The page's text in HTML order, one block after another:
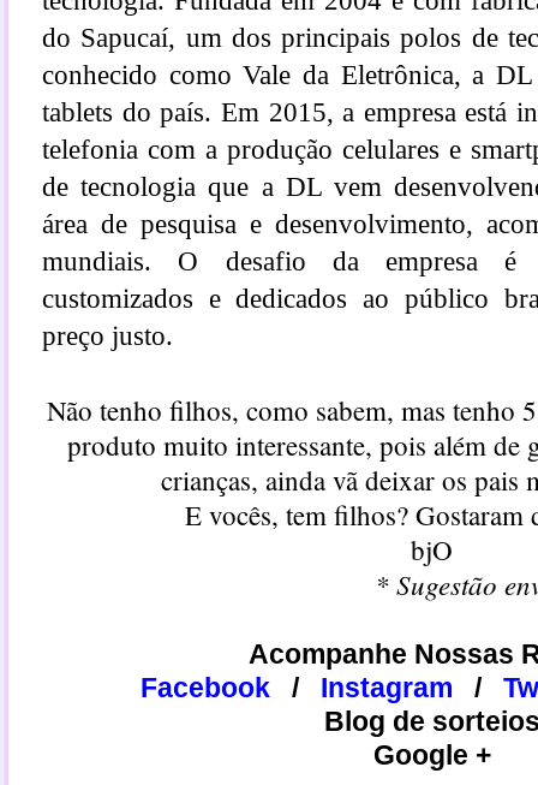
do Sapucaí, um dos principais polos de
conhecido como Vale da Eletrônica, a
tablets do país. Em 2015, a empresa está
telefonia com a produção celulares e
de tecnologia que a DL vem
área de pesquisa e desenvolvimento,
mundiais. O desafio da empresa é
customizados e dedicados ao público
preço justo.
Não tenho filhos, como sabem, mas tenho
produto muito interessante, pois além de
crianças, ainda vã deixar os pais
E vocês, tem filhos? Gostaram
bjO
* Sugestão
Acompanhe Nossas
Facebook / Instagram /
Blog de
Google +